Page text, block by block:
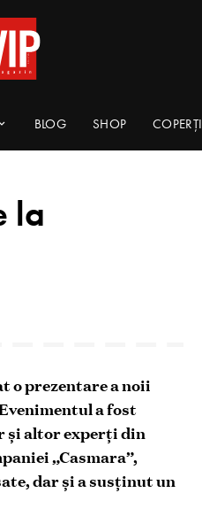
BLOG SHOP COPERȚI
la
o prezentare a noii
a fost
şi altor experţi din
„Casmara”,
dar şi a susţinut un